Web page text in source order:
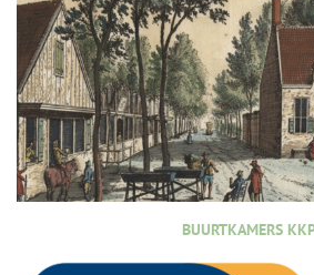
BUURTKAMERS